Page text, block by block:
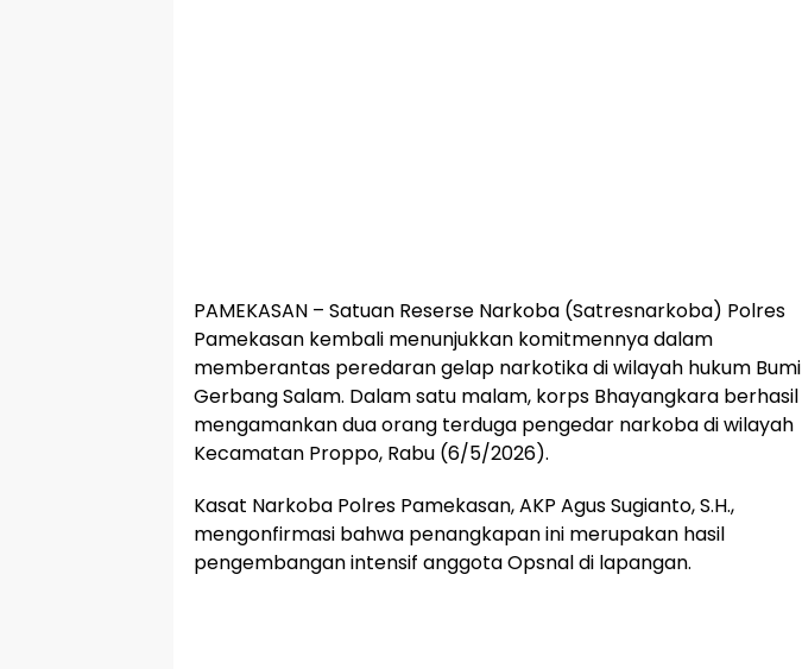
​PAMEKASAN – Satuan Reserse Narkoba (Satresnarkoba) Polres
Pamekasan kembali menunjukkan komitmennya dalam
memberantas peredaran gelap narkotika di wilayah hukum Bumi
Gerbang Salam. Dalam satu malam, korps Bhayangkara berhasil
mengamankan dua orang terduga pengedar narkoba di wilayah
Kecamatan Proppo, Rabu (6/5/2026).
​Kasat Narkoba Polres Pamekasan, AKP Agus Sugianto, S.H.,
mengonfirmasi bahwa penangkapan ini merupakan hasil
pengembangan intensif anggota Opsnal di lapangan.